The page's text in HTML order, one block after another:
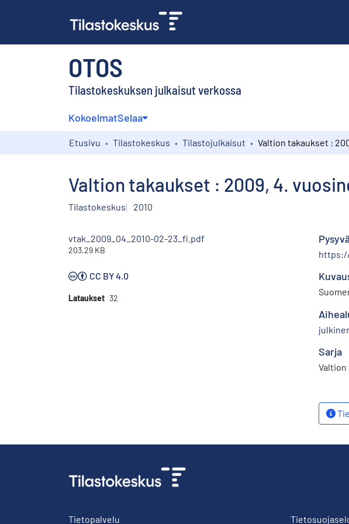
OTOS
Tilastokeskuksen julkaisut verkossa
KokoelmatSelaa
Etusivu Tilastokeskus Tilastojulkaisut
Valtion takaukset : 2009, 4.
Tilastokeskus 2010
vtak_2009_04_2010-02-23_fi.pdf
203.29 KB
CC BY 4.0
Lataukset 32
Sarja
Tietopalvelu